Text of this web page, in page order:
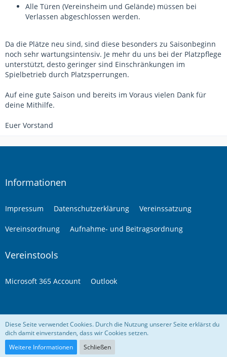
Alle Türen (Vereinsheim und Gelände) müssen bei
Verlassen abgeschlossen werden.
Da die Plätze neu sind, sind diese besonders zu Saisonbeginn
noch sehr wartungsintensiv. Je mehr du uns bei der Platzpflege
unterstützt, desto geringer sind Einschränkungen im
Spielbetrieb durch Platzsperrungen.
Auf eine gute Saison und bereits im Voraus vielen Dank für
deine Mithilfe.
Euer Vorstand
Informationen
Impressum Datenschutzerklärung Vereinssatzung
Vereinsordnung Aufnahme- und Beitragsordnung
Vereinstools
Microsoft 365 Account Outlook
© Tennis-Club Blau-Weiss Stolberg 1932 e.V.
Community-Software:
Diese Seite verwendet Cookies. Durch die Nutzung unserer Seite erklärst du
dich damit einverstanden, dass wir Cookies setzen.
Weitere Informationen
Schließen